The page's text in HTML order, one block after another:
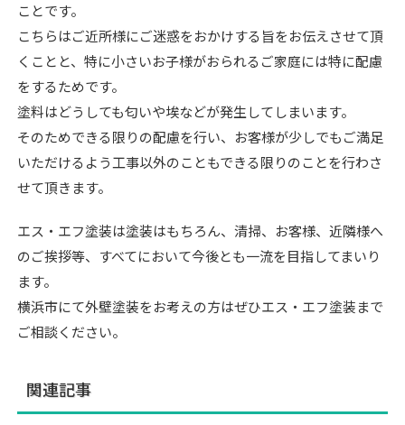
ことです。
こちらはご近所様にご迷惑をおかけする旨をお伝えさせて頂
くことと、特に小さいお子様がおられるご家庭には特に配慮
をするためです。
塗料はどうしても匂いや埃などが発生してしまいます。
そのためできる限りの配慮を行い、お客様が少しでもご満足
いただけるよう工事以外のこともできる限りのことを行わさ
せて頂きます。
エス・エフ塗装は塗装はもちろん、清掃、お客様、近隣様へ
のご挨拶等、すべてにおいて今後とも一流を目指してまいり
ます。
横浜市にて外壁塗装をお考えの方はぜひエス・エフ塗装まで
ご相談ください。
関連記事